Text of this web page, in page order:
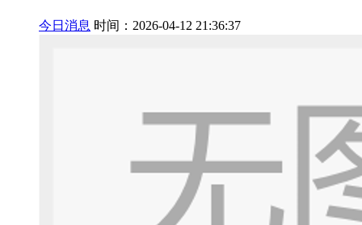
今日消息 时间：2026-04-12 21:36:37